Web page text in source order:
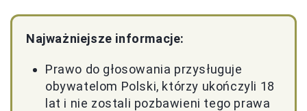
Najważniejsze informacje:
Prawo do głosowania przysługuje
obywatelom Polski, którzy ukończyli 18
lat i nie zostali pozbawieni tego prawa